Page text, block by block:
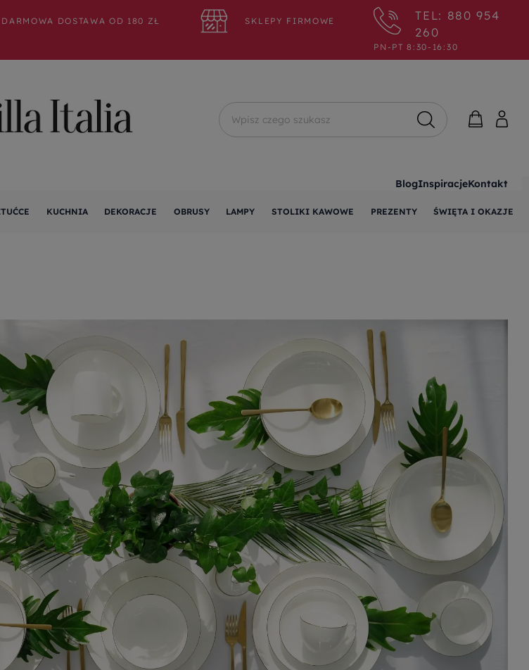
DARMOWA DOSTAWA OD 180 ZŁ SKLEPY FIRMOWE
TEL: 880 954
260
PN-PT 8:30-16:30
Wyszukaj
BlogInspiracjeKontakt
KUCHNIA DEKORACJE OBRUSY LAMPY STOLIKI KAWOWE PREZENTY ŚWIĘTA I OKAZJE